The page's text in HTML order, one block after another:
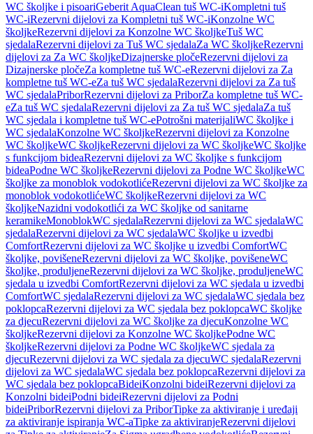
WC školjke i pisoariGeberit AquaClean tuš WC-iKompletni tuš
WC-iRezervni dijelovi za Kompletni tuš WC-iKonzolne WC
školjkeRezervni dijelovi za Konzolne WC školjkeTuš WC
sjedalaRezervni dijelovi za Tuš WC sjedalaZa WC školjkeRezervni
dijelovi za Za WC školjkeDizajnerske pločeRezervni dijelovi za
Dizajnerske pločeZa kompletne tuš WC-eRezervni dijelovi za Za
kompletne tuš WC-eZa tuš WC sjedalaRezervni dijelovi za Za tuš
WC sjedalaPriborRezervni dijelovi za PriborZa kompletne tuš WC-
eZa tuš WC sjedalaRezervni dijelovi za Za tuš WC sjedalaZa tuš
WC sjedala i kompletne tuš WC-ePotrošni materijaliWC školjke i
WC sjedalaKonzolne WC školjkeRezervni dijelovi za Konzolne
WC školjkeWC školjkeRezervni dijelovi za WC školjkeWC školjke
s funkcijom bideaRezervni dijelovi za WC školjke s funkcijom
bideaPodne WC školjkeRezervni dijelovi za Podne WC školjkeWC
školjke za monoblok vodokotlićeRezervni dijelovi za WC školjke za
monoblok vodokotlićeWC školjkeRezervni dijelovi za WC
školjkeNazidni vodokotlići za WC školjke od sanitarne
keramikeMonoblokWC sjedalaRezervni dijelovi za WC sjedalaWC
sjedalaRezervni dijelovi za WC sjedalaWC školjke u izvedbi
ComfortRezervni dijelovi za WC školjke u izvedbi ComfortWC
školjke, povišeneRezervni dijelovi za WC školjke, povišeneWC
školjke, produljeneRezervni dijelovi za WC školjke, produljeneWC
sjedala u izvedbi ComfortRezervni dijelovi za WC sjedala u izvedbi
ComfortWC sjedalaRezervni dijelovi za WC sjedalaWC sjedala bez
poklopcaRezervni dijelovi za WC sjedala bez poklopcaWC školjke
za djecuRezervni dijelovi za WC školjke za djecuKonzolne WC
školjkeRezervni dijelovi za Konzolne WC školjkePodne WC
školjkeRezervni dijelovi za Podne WC školjkeWC sjedala za
djecuRezervni dijelovi za WC sjedala za djecuWC sjedalaRezervni
dijelovi za WC sjedalaWC sjedala bez poklopcaRezervni dijelovi za
WC sjedala bez poklopcaBideiKonzolni bideiRezervni dijelovi za
Konzolni bideiPodni bideiRezervni dijelovi za Podni
bideiPriborRezervni dijelovi za PriborTipke za aktiviranje i uređaji
za aktiviranje ispiranja WC-aTipke za aktiviranjeRezervni dijelovi